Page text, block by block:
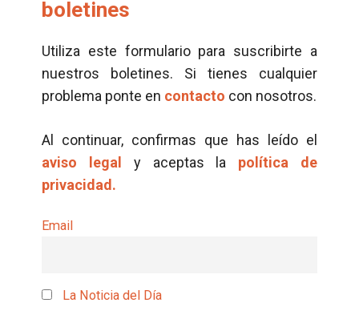
boletines
Utiliza este formulario para suscribirte a
nuestros boletines. Si tienes cualquier
problema ponte en contacto con nosotros.
Al continuar, confirmas que has leído el
aviso legal
y aceptas la política de
privacidad.
Email
La Noticia del Día